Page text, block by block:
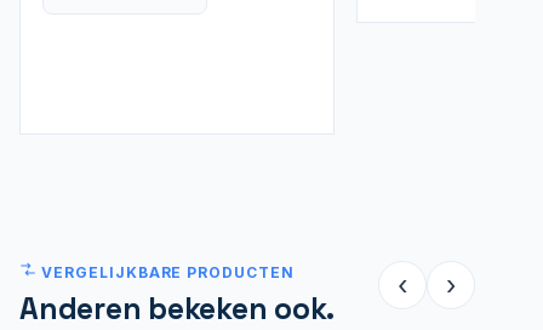
VERGELIJKBARE PRODUCTEN
Anderen bekeken ook.
‹ ›